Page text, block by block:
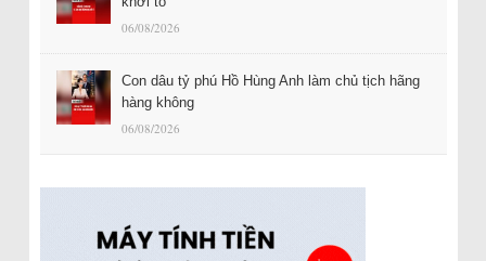
06/08/2026
Con dâu tỷ phú Hồ Hùng Anh làm chủ tịch hãng
hàng không
06/08/2026